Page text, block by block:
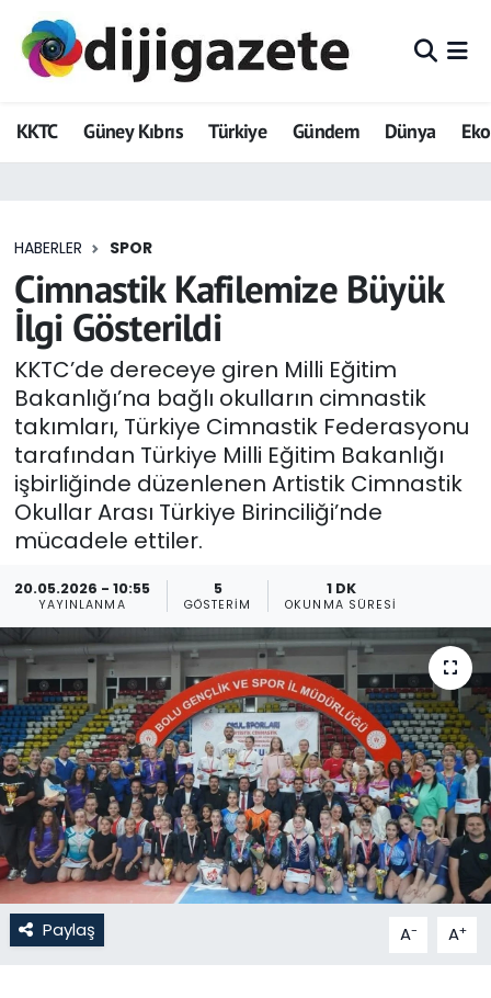
KKTC Güney Kıbrıs Türkiye Gündem Dünya
HABERLER SPOR
Cimnastik Kafilemize Büyük
İlgi Gösterildi
KKTC’de dereceye giren Milli Eğitim
Bakanlığı’na bağlı okulların cimnastik
takımları, Türkiye Cimnastik Federasyonu
tarafından Türkiye Milli Eğitim Bakanlığı
işbirliğinde düzenlenen Artistik Cimnastik
Okullar Arası Türkiye Birinciliği’nde
mücadele ettiler.
20.05.2026 - 10:55
YAYINLANMA
5
GÖSTERIM
1 DK
OKUNMA SÜRESI
Paylaş A- A+
ADVERTORIAL
Dijigazete
Eğitim
Ekonomi
Foto Galeri
GEZİ
Güncel
Gündem
KKTC
KKTC YEREL SEÇİM 2018
Kültür Sanat
Magazin
Moda
Nöbetçi Eczaneler
Otomobil Dünyası
Hava Durumu
Trafik Durumu
Tüm Manşetler
Son Dakika Haberleri
Haber Arşivi